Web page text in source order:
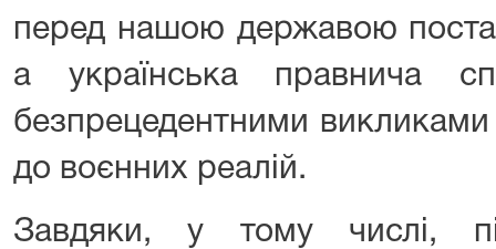
перед нашою державою
а українська правнича
безпрецедентними викликами
до воєнних реалій.
Завдяки, у тому числі,